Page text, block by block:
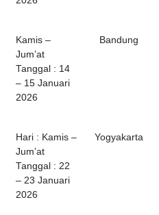
Kamis –
Jum’at
Tanggal : 14
– 15 Januari
2026
Bandung
Hari : Kamis –
Jum’at
Tanggal : 22
– 23 Januari
2026
Yogyakarta